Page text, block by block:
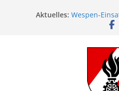
Aktuelles: Wespen-